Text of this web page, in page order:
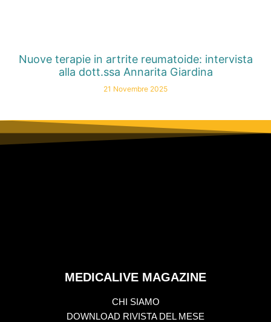
Nuove terapie in artrite reumatoide: intervista
alla dott.ssa Annarita Giardina
21 Novembre 2025
MEDICALIVE MAGAZINE
CHI SIAMO
DOWNLOAD RIVISTA DEL MESE